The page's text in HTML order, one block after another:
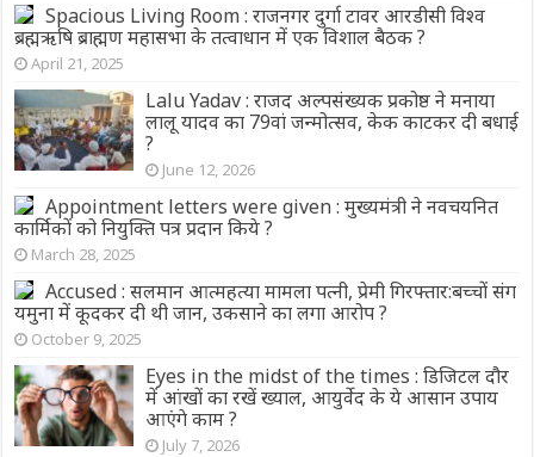
Spacious Living Room : राजनगर दुर्गा टावर आरडीसी विश्व
ब्रह्मऋषि ब्राह्मण महासभा के तत्वाधान में एक विशाल बैठक ?
April 21, 2025
Lalu Yadav : राजद अल्पसंख्यक प्रकोष्ठ ने मनाया
लालू यादव का 79वां जन्मोत्सव, केक काटकर दी बधाई
?
June 12, 2026
Appointment letters were given : मुख्यमंत्री ने नवचयनित
कार्मिकों को नियुक्ति पत्र प्रदान किये ?
March 28, 2025
Accused : सलमान आत्महत्या मामला पत्नी, प्रेमी गिरफ्तार:बच्चों संग
यमुना में कूदकर दी थी जान, उकसाने का लगा आरोप ?
October 9, 2025
Eyes in the midst of the times : डिजिटल दौर
में आंखों का रखें ख्याल, आयुर्वेद के ये आसान उपाय
आएंगे काम ?
July 7, 2026